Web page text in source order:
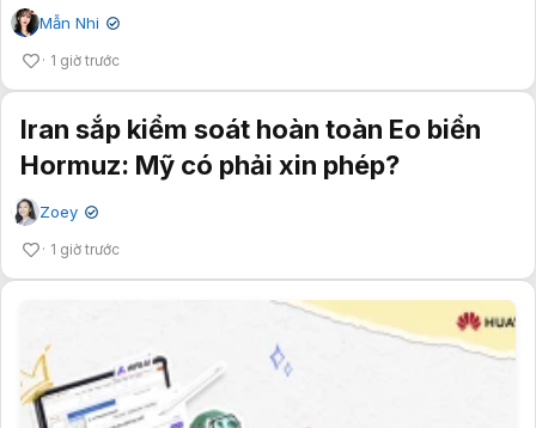
Mẫn Nhi ✔
1 giờ trước
Iran sắp kiểm soát hoàn toàn Eo biển
Hormuz: Mỹ có phải xin phép?
Zoey ✔
1 giờ trước